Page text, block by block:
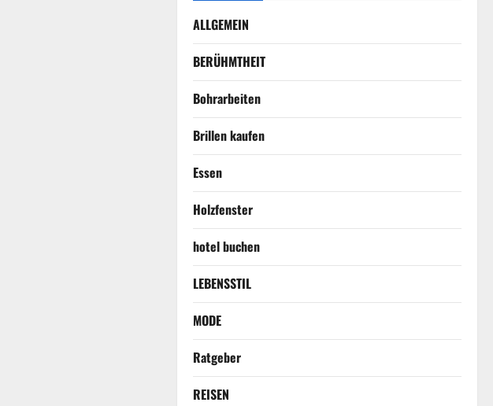
ALLGEMEIN
BERÜHMTHEIT
Bohrarbeiten
Brillen kaufen
Essen
Holzfenster
hotel buchen
LEBENSSTIL
MODE
Ratgeber
REISEN